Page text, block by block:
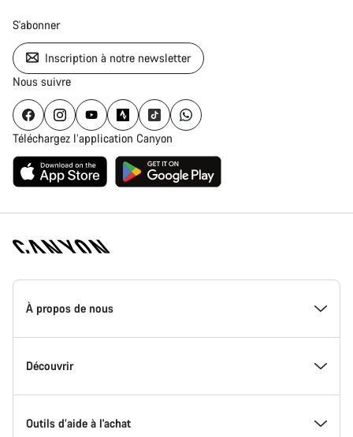
S'abonner
Inscription à notre newsletter
Nous suivre
Téléchargez l’application Canyon
Page
d'accueil
Canyon
-
Canyon
À propos de nous
Inside Canyon
L'innovation chez Canyon
Découvrir
Evénements
Outils d’aide à l'achat